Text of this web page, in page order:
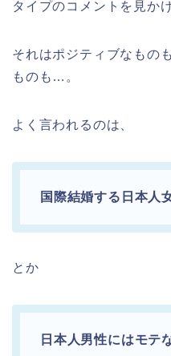
タイプのコメントを見か
それはポジティブなもの
ものも…。
よく言われるのは、
国際結婚する日本人
とか
日本人男性にはモテ